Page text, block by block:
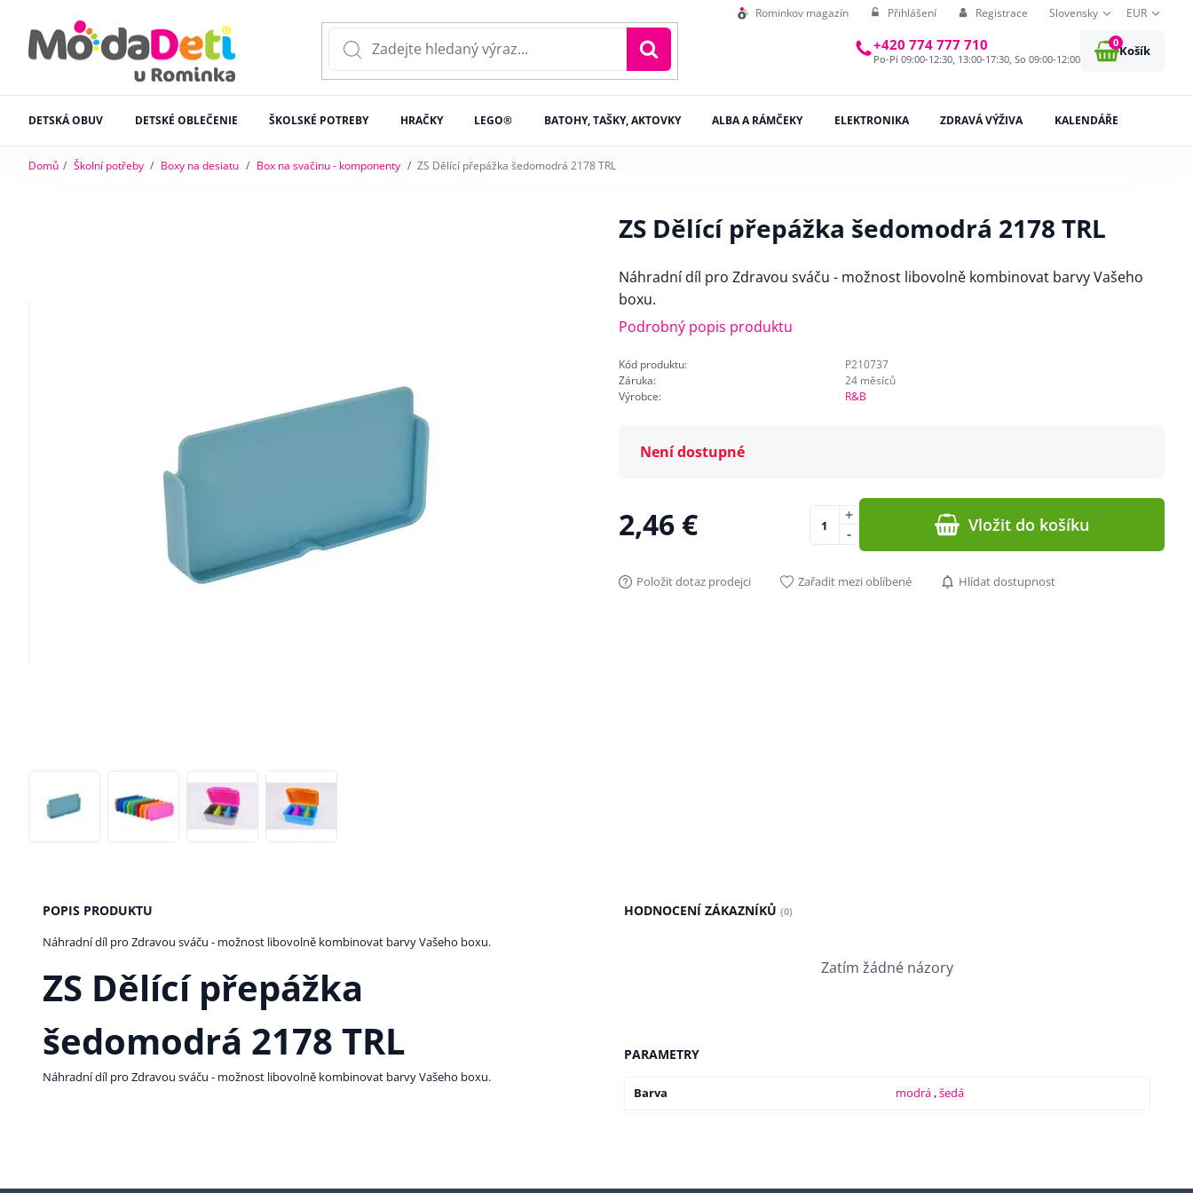
Rominkov magazín Přihlášení Registrace Slovensky EUR
+420 774 777 710
Po-Pi 09:00-12:30, 13:00-17:30, So 09:00-12:00
0
Košík
DETSKÁ OBUV DETSKÉ OBLEČENIE ŠKOLSKÉ POTREBY HRAČKY LEGO® BATOHY, TAŠKY, AKTOVKY ALBA A RÁMČEKY ELEKTRONIKA ZDRAVÁ VÝŽIVA KALENDÁŘE
Domů Školní potřeby Boxy na desiatu Box na svačinu - komponenty ZS Dělící přepážka šedomodrá 2178 TRL
ZS Dělící přepážka šedomodrá 2178 TRL
Náhradní díl pro Zdravou sváču - možnost libovolně kombinovat barvy Vašeho
boxu.
Podrobný popis produktu
Kód produktu:
P210737
Záruka:
24 měsíců
Výrobce:
R&B
Není dostupné
2,46 € -
+ Vložit do košíku
Položit dotaz prodejci Zařadit mezi oblíbené Hlídat dostupnost
POPIS PRODUKTU
Náhradní díl pro Zdravou sváču - možnost libovolně kombinovat barvy Vašeho boxu.
ZS Dělící přepážka
šedomodrá 2178 TRL
Náhradní díl pro Zdravou sváču - možnost libovolně kombinovat barvy Vašeho boxu.
HODNOCENÍ ZÁKAZNÍKŮ (0)
Zatím žádné názory
PARAMETRY
Barva modrá,šedá